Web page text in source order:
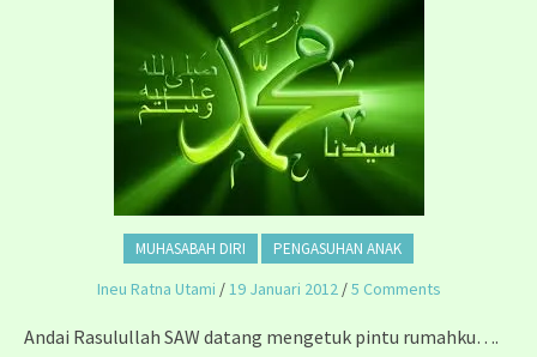
MUHASABAH DIRI PENGASUHAN ANAK
Ineu Ratna Utami /19 Januari 2012/5 Comments
Andai Rasulullah SAW datang mengetuk pintu rumahku….